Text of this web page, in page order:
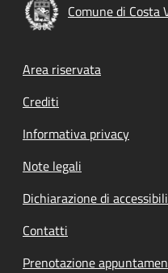
Comune di Costa
Footer menu
Area riservata
Crediti
Informativa privacy
Note legali
Dichiarazione di
Contatti
Prenotazione